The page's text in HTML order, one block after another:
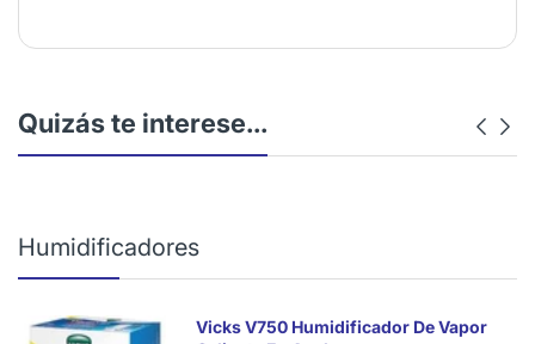
Quizás te interese...
Humidificadores
Vicks V750 Humidificador De Vapor